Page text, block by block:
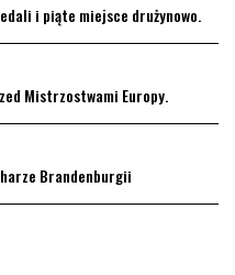
i piąte miejsce drużynowo.
Mistrzostwami Europy.
Brandenburgii